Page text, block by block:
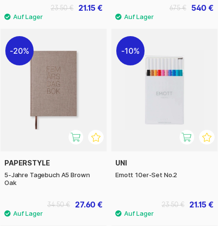
21.15 €
23.50 € 540 €
675 €
20%
PAPERSTYLE
5-Jahre Tagebuch A5 Brown
Oak
27.60 €
34.50 €
10%
UNI
Emott 10er-Set No.2
21.15 €
23.50 €